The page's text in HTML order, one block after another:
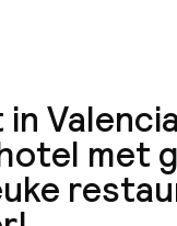
in
met